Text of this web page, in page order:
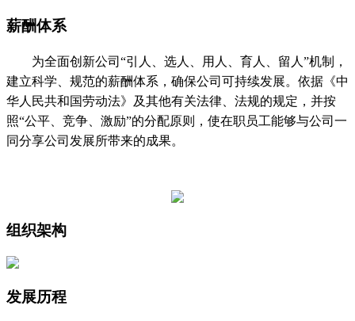
薪酬体系
为全面创新公司“引人、选人、用人、育人、留人”机制，
建立科学、规范的薪酬体系，确保公司可持续发展。依据《中
华人民共和国劳动法》及其他有关法律、法规的规定，并按
照“公平、竞争、激励”的分配原则，使在职员工能够与公司一
同分享公司发展所带来的成果。
组织架构
发展历程